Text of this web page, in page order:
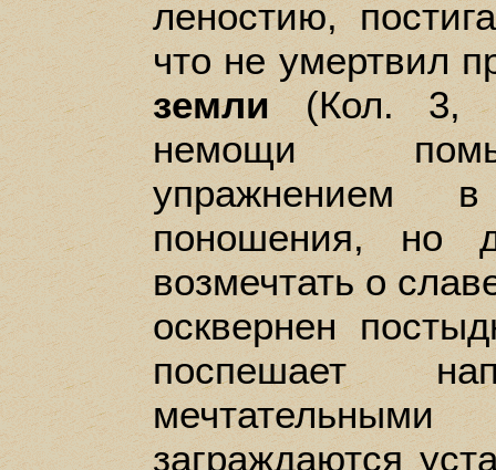
леностию,
что не умертвил
земли(Кол. 3,
немощи
упражнением
поношения, но
возмечтать о
осквернен
поспешает
заграждаются